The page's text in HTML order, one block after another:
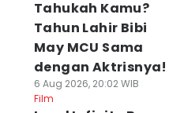
Tahukah Kamu?
Tahun Lahir Bibi
May MCU Sama
dengan Aktrisnya!
6 Aug 2026, 20:02 WIB
Film